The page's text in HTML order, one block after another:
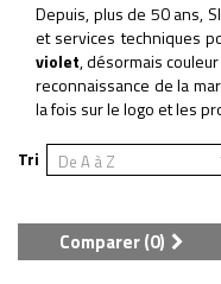
Depuis, plus de 50 ans,
et services techniques
violet, désormais
reconnaissance de la
la fois sur le logo et les
Tri
Comparer (0)